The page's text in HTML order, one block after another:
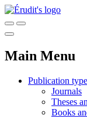
Main Menu
Publication
Journals
Theses
Books